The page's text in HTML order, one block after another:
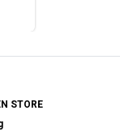
STORE